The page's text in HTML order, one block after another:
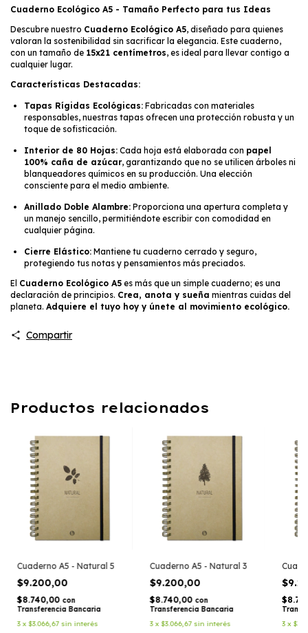
Cuaderno Ecológico A5 - Tamaño Perfecto para tus Ideas
Descubre nuestro Cuaderno Ecológico A5, diseñado para quienes
valoran la sostenibilidad sin sacrificar la elegancia. Este cuaderno,
con un tamaño de 15x21 centímetros, es ideal para llevar contigo a
cualquier lugar.
Características Destacadas:
Tapas Rígidas Ecológicas: Fabricadas con materiales
responsables, nuestras tapas ofrecen una protección robusta y un
toque de sofisticación.
Interior de 80 Hojas: Cada hoja está elaborada con papel
100% caña de azúcar, garantizando que no se utilicen árboles ni
blanqueadores químicos en su producción. Una elección
consciente para el medio ambiente.
Anillado Doble Alambre: Proporciona una apertura completa y
un manejo sencillo, permitiéndote escribir con comodidad en
cualquier página.
Cierre Elástico: Mantiene tu cuaderno cerrado y seguro,
protegiendo tus notas y pensamientos más preciados.
El Cuaderno Ecológico A5 es más que un simple cuaderno; es una
declaración de principios. Crea, anota y sueña mientras cuidas del
planeta. Adquiere el tuyo hoy y únete al movimiento ecológico.
Compartir
Productos relacionados
Cuaderno A5 - Natural 5
$9.200,00
$8.740,00 con
Transferencia Bancaria
3 x$3.066,67 sin interés
Cuaderno A5 - Natural 3
$9.200,00
$8.740,00 con
Transferencia Bancaria
3 x$3.066,67 sin interés
3 x